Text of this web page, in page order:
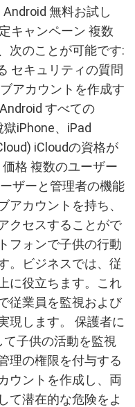
無料お試し
キャンペーン 複数
次のことが可能です:
セキュリティの質問
アカウントを作成す
すべての
iPhone、iPad
iCloudの資格が
格 複数のユーザー
ザーと管理者の機能
アカウントを持ち、
クセスすることがで
フォンで子供の行動
。ビジネスでは、従
に役立ちます。これ
従業員を監視および
現します。 保護者に
子供の活動を監視
理の権限を付与する
ウントを作成し、両
て潜在的な危険をよ